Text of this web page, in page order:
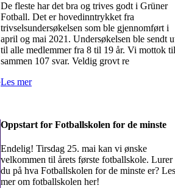
De fleste har det bra og trives godt i Grüner
Fotball. Det er hovedinntrykket fra
trivselsundersøkelsen som ble gjennomført i
april og mai 2021. Undersøkelsen ble sendt
til alle medlemmer fra 8 til 19 år. Vi mottok til
sammen 107 svar. Veldig grovt re
Les mer
Oppstart for Fotballskolen for de minste
Endelig! Tirsdag 25. mai kan vi ønske
velkommen til årets første fotballskole. Lurer
du på hva Fotballskolen for de minste er? Les
mer om fotballskolen her!